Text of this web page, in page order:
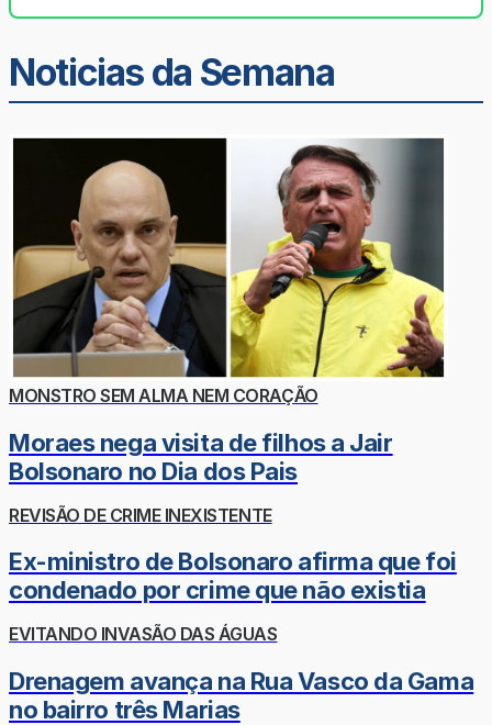
Noticias da Semana
MONSTRO SEM ALMA NEM CORAÇÃO
Moraes nega visita de filhos a Jair
Bolsonaro no Dia dos Pais
REVISÃO DE CRIME INEXISTENTE
Ex-ministro de Bolsonaro afirma que foi
condenado por crime que não existia
EVITANDO INVASÃO DAS ÁGUAS
Drenagem avança na Rua Vasco da Gama
no bairro três Marias